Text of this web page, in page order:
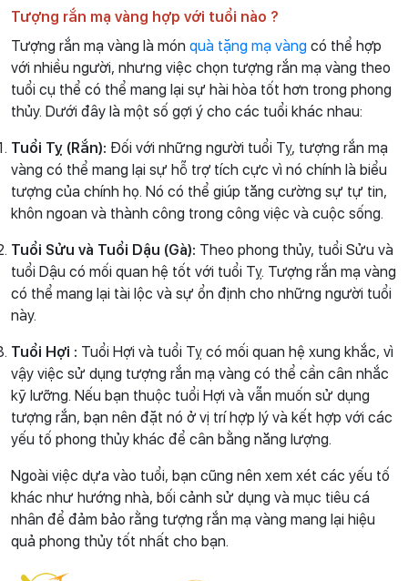
Tượng rắn mạ vàng hợp với tuổi nào ?
Tượng rắn mạ vàng là món quà tặng mạ vàng có thể hợp
với nhiều người, nhưng việc chọn tượng rắn mạ vàng theo
tuổi cụ thể có thể mang lại sự hài hòa tốt hơn trong phong
thủy. Dưới đây là một số gợi ý cho các tuổi khác nhau:
Tuổi Tỵ (Rắn): Đối với những người tuổi Tỵ, tượng rắn mạ
vàng có thể mang lại sự hỗ trợ tích cực vì nó chính là biểu
tượng của chính họ. Nó có thể giúp tăng cường sự tự tin,
khôn ngoan và thành công trong công việc và cuộc sống.
Tuổi Sửu và Tuổi Dậu (Gà): Theo phong thủy, tuổi Sửu và
tuổi Dậu có mối quan hệ tốt với tuổi Tỵ. Tượng rắn mạ vàng
có thể mang lại tài lộc và sự ổn định cho những người tuổi
này.
Tuổi Hợi : Tuổi Hợi và tuổi Tỵ có mối quan hệ xung khắc, vì
vậy việc sử dụng tượng rắn mạ vàng có thể cần cân nhắc
kỹ lưỡng. Nếu bạn thuộc tuổi Hợi và vẫn muốn sử dụng
tượng rắn, bạn nên đặt nó ở vị trí hợp lý và kết hợp với các
yếu tố phong thủy khác để cân bằng năng lượng.
Ngoài việc dựa vào tuổi, bạn cũng nên xem xét các yếu tố
khác như hướng nhà, bối cảnh sử dụng và mục tiêu cá
nhân để đảm bảo rằng tượng rắn mạ vàng mang lại hiệu
quả phong thủy tốt nhất cho bạn.